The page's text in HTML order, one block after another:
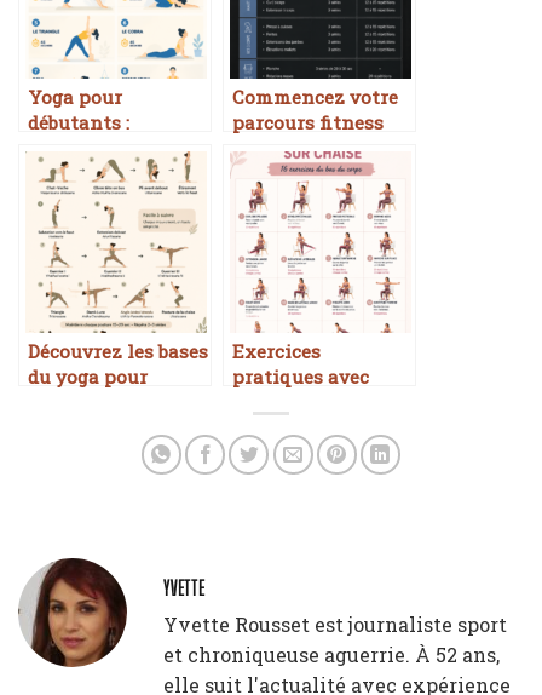
Yoga pour
débutants :
exercices pratiques
Commencez votre
parcours fitness
avec cette séance
pour débutants
Découvrez les bases
du yoga pour
Exercices
pratiques avec
YVETTE
Yvette Rousset est journaliste sport
et chroniqueuse aguerrie. À 52 ans,
elle suit l'actualité avec expérience